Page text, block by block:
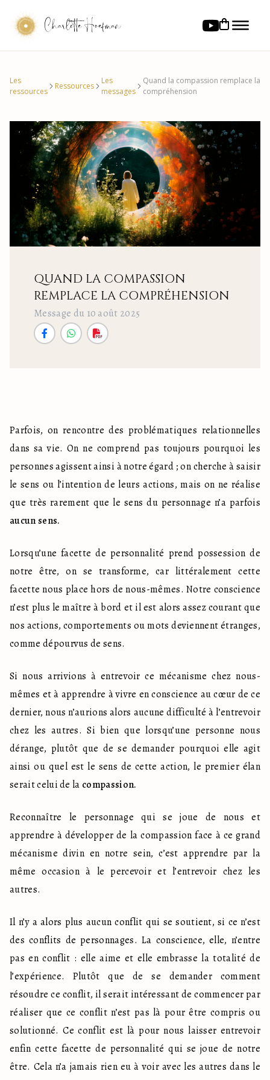
Charlotte Hoefman
Les
ressources
Ressources
Les
messages
Quand la compassion remplace la
compréhension
QUAND LA COMPASSION
REMPLACE LA COMPRÉHENSION
Message du 10 août 2025
Parfois, on rencontre des problématiques relationnelles
dans sa vie. On ne comprend pas toujours pourquoi les
personnes agissent ainsi à notre égard ; on cherche à saisir
le sens ou l’intention de leurs actions, mais on ne réalise
aucun sens.
Lorsqu’une facette de personnalité prend possession de
notre être, on se transforme, car littéralement cette
facette nous place hors de nous-mêmes. Notre conscience
n’est plus le maître à bord et il est alors assez courant que
nos actions, comportements ou mots deviennent étranges,
comme dépourvus de sens.
Si nous arrivions à entrevoir ce mécanisme chez nous-
mêmes et à apprendre à vivre en conscience au cœur de ce
dernier, nous n’aurions alors aucune difficulté à l’entrevoir
chez les autres. Si bien que lorsqu’une personne nous
dérange, plutôt que de se demander pourquoi elle agit
ainsi ou quel est le sens de cette action, le premier élan
serait celui de la compassion.
Reconnaître le personnage qui se joue de nous et
apprendre à développer de la compassion face à ce grand
mécanisme divin en notre sein, c’est apprendre par la
même occasion à le percevoir et l’entrevoir chez les
autres.
Il n’y a alors plus aucun conflit qui se soutient, si ce n’est
des conflits de personnages. La conscience, elle, n’entre
pas en conflit : elle aime et elle embrasse la totalité de
l’expérience. Plutôt que de se demander comment
résoudre ce conflit, il serait intéressant de commencer par
réaliser que ce conflit n’est pas là pour être compris ou
solutionné. Ce conflit est là pour nous laisser entrevoir
enfin cette facette de personnalité qui se joue de notre
être. Cela n’a jamais rien eu à voir avec les autres dans le